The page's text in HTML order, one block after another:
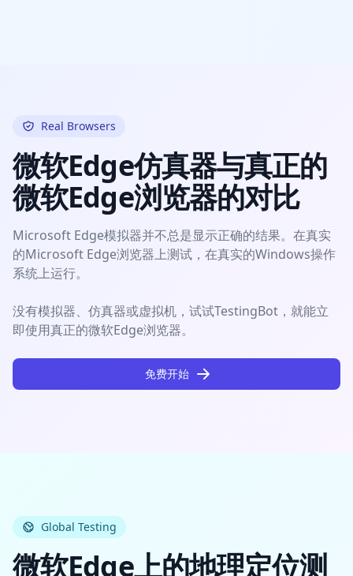
Real Browsers
微软Edge仿真器与真正的
微软Edge浏览器的对比
Microsoft Edge模拟器并不总是显示正确的结果。在真实
的Microsoft Edge浏览器上测试，在真实的Windows操作
系统上运行。
没有模拟器、仿真器或虚拟机，试试TestingBot，就能立
即使用真正的微软Edge浏览器。
免费开始
Global Testing
微软Edge上的地理定位测